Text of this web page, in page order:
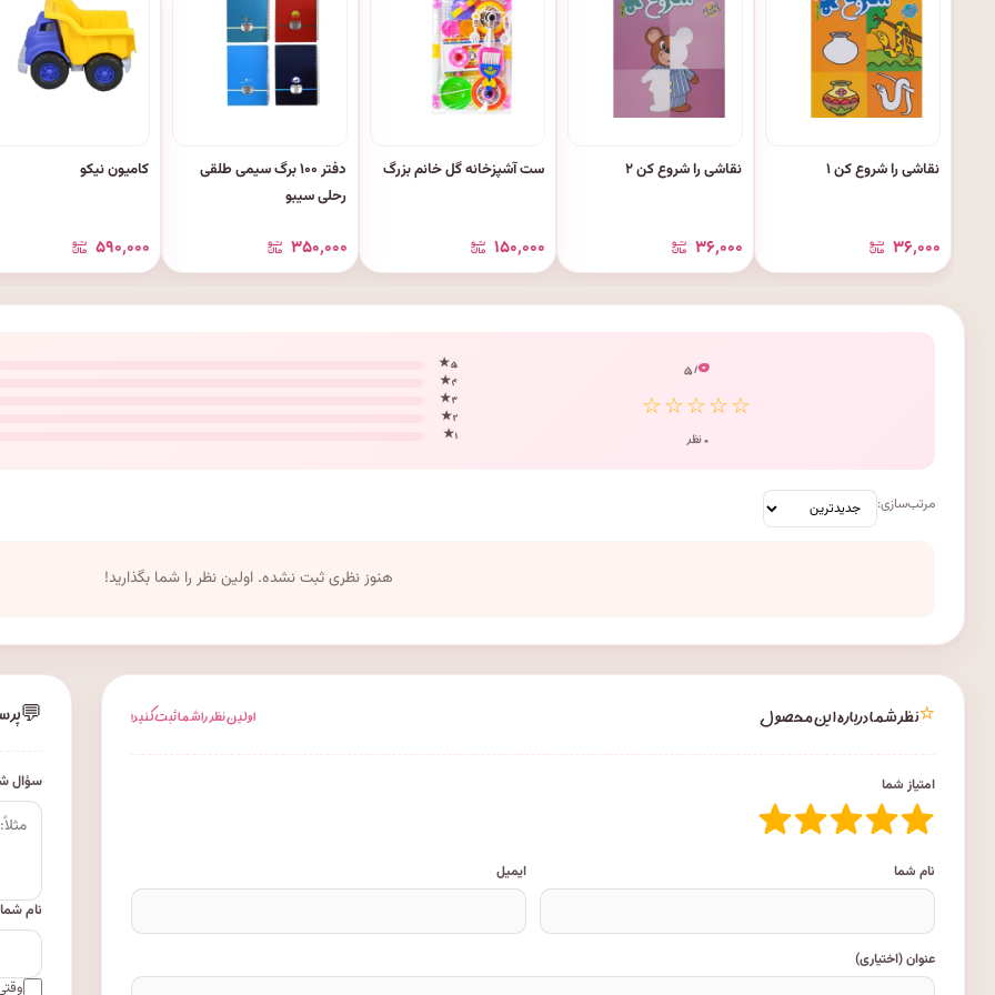
نقاشی را شروع کن ۱
۳۶٬۰۰۰
نقاشی را شروع کن ۲
۳۶٬۰۰۰
ست آشپزخانه گل خانم بزرگ
۱۵۰٬۰۰۰
دفتر ۱۰۰ برگ سیمی طلقی
رحلی سیبو
۳۵۰٬۰۰۰
کامیون نیکو
۵۹۰٬۰۰۰
۰/ ۵
☆☆☆☆☆
۰ نظر
۵ ★
۴ ★
۳ ★
۲ ★
۱ ★
مرتب‌سازی:
هنوز نظری ثبت نشده. اولین نظر را شما بگذارید!
⭐نظر شما درباره این محصول اولین نظر را شما ثبت کنید!
امتیاز شما
نام شما ایمیل
عنوان (اختیاری)
💬
سؤال
نام شما